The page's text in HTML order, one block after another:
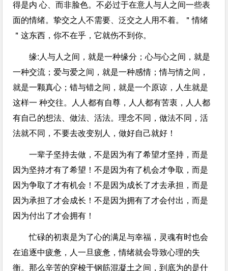
得是内 心、而非脸色。不必过于在意人与人之间一些表
面的情绪。挚交之人不需要、泛交之人用不着。＂情绪
＂这东西，你不在乎，它就伤不到你。
缘:人与人之间，就是一种缘分；心与心之间，就是
一种交流；爱与爱之间，就是一种感情；情与情之间，
就是一颗真心；错与错之间，就是一个原谅，人生就是
这样一 种交往。人人都有自尊，人人都有苦衷，人人都
有自己的想法、做法、活法。理念不同，做法不同，活
法就不同，不要去改变别人，做好自己就好！
一辈子坚持去做，不是因为有了希望才坚持，而是
因为坚持才有了希望！不是因为有了机会才争取，而是
因为争取了才有机会！不是因为成长了才去承担，而是
因为承担了才会成长！不是因为拥有了才会付出，而是
因为付出了才会拥有！
忙碌的初衷是为了心的满足与幸福，灵魂有时也会
在追逐中疲惫，人一旦疲惫，情绪就会导致心理的失
衡。那么辛苦的穿梭于钢筋混凝土之间，到底为的是什